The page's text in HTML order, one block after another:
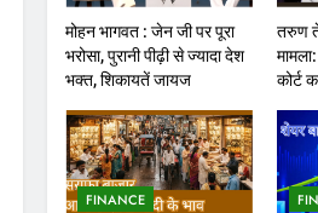
मोहन भागवत : जेन जी पर पूरा
भरोसा, पुरानी पीढ़ी से ज्यादा देश
भक्त, शिकायतें जायज
तरुण
कोर्ट का
FINANCE